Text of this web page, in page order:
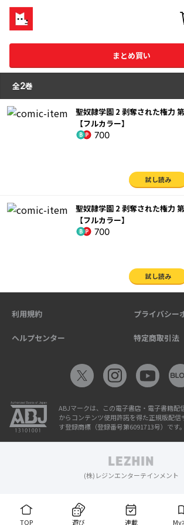
まとめ買い
全2巻
聖奴隷学園 2 剥奪された権力
【フルカラー】
700
試し読み
聖奴隷学園 2 剥奪された権力
【フルカラー】
700
試し読み
TOP 遊び 連載 My
利用規約 プライバシー
ヘルプセンター 特定商取引法
ABJマークは、この電子書店・電子書籍配
からコンテンツ使用許諾を得た正規版配
す登録商標（登録番号第6091713号）です。
(株)レジンエンターテインメント